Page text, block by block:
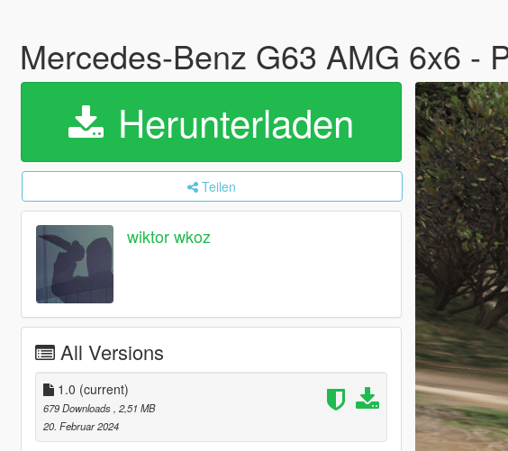
Mercedes-Benz G63 AMG 6x6 -
Herunterladen
Teilen
wiktor wkoz
All Versions
1.0 (current)
679 Downloads , 2,51 MB
20. Februar 2024